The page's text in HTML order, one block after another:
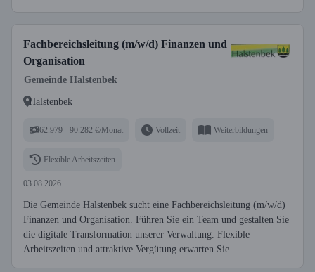
Fachbereichsleitung (m/w/d) Finanzen und
Organisation
Gemeinde Halstenbek
Halstenbek
62.979 - 90.282 €/Monat Vollzeit Weiterbildungen
Flexible Arbeitszeiten
03.08.2026
Die Gemeinde Halstenbek sucht eine Fachbereichsleitung (m/w/d)
Finanzen und Organisation. Führen Sie ein Team und gestalten Sie
die digitale Transformation unserer Verwaltung. Flexible
Arbeitszeiten und attraktive Vergütung erwarten Sie.